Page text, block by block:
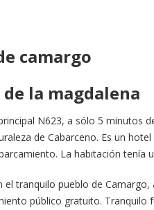
camargo
la magdalena
N623, a sólo 5 minutos
de Cabarceno. Es un
La habitación tenía
tranquilo pueblo de Camargo,
público gratuito. Tranquilo